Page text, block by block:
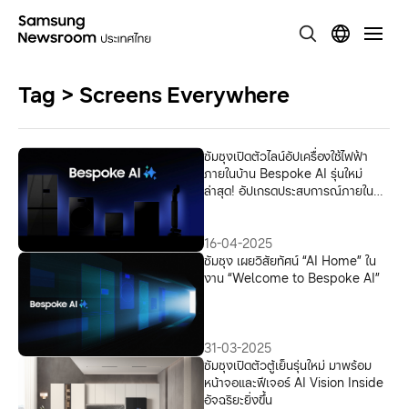
Tag > Screens Everywhere
ซัมซุงเปิดตัวไลน์อัปเครื่องใช้ไฟฟ้า
ภายในบ้าน Bespoke AI รุ่นใหม่
ล่าสุด! อัปเกรดประสบการณ์ภายใน
16-04-2025
ซัมซุง เผยวิสัยทัศน์ “AI Home” ใน
งาน “Welcome to Bespoke AI”
31-03-2025
ซัมซุงเปิดตัวตู้เย็นรุ่นใหม่ มาพร้อม
หน้าจอและฟีเจอร์ AI Vision Inside
อัจฉริยะยิ่งขึ้น